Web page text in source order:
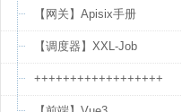
【网关】Apisix手册
【调度器】XXL-Job
++++++++++++++++++